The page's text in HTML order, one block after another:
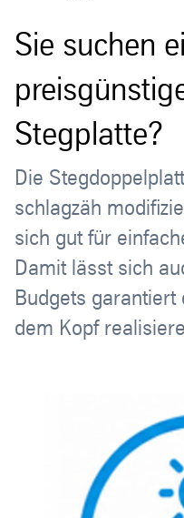
Sie suchen
Stegplatte?
Die
schlagzäh
sich gut für
Damit lässt sich
Budgets
dem Kopf